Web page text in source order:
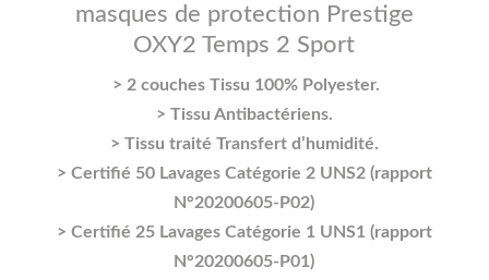
masques de protection Prestige
OXY2 Temps 2 Sport
> 2 couches Tissu 100% Polyester.
> Tissu Antibactériens.
> Tissu traité Transfert d’humidité.
> Certifié 50 Lavages Catégorie 2 UNS2 (rapport
N°20200605-P02)
> Certifié 25 Lavages Catégorie 1 UNS1 (rapport
N°20200605-P01)